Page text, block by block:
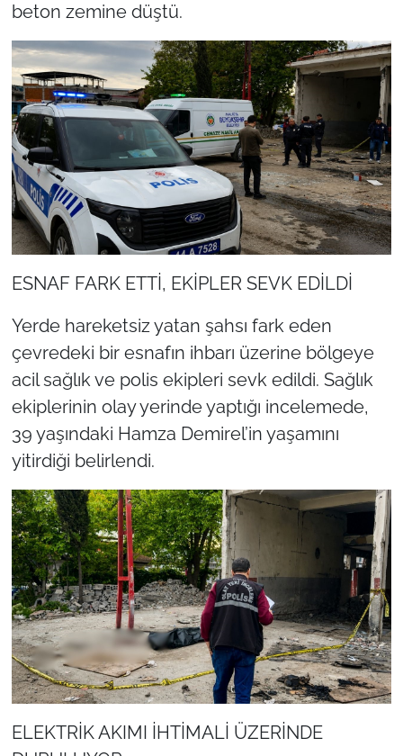
beton zemine düştü.
ESNAF FARK ETTİ, EKİPLER SEVK EDİLDİ
Yerde hareketsiz yatan şahsı fark eden
çevredeki bir esnafın ihbarı üzerine bölgeye
acil sağlık ve polis ekipleri sevk edildi. Sağlık
ekiplerinin olay yerinde yaptığı incelemede,
39 yaşındaki Hamza Demirel’in yaşamını
yitirdiği belirlendi.
ELEKTRİK AKIMI İHTİMALİ ÜZERİNDE